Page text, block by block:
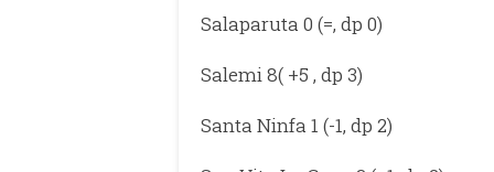
Salaparuta 0 (=, dp 0)
Salemi 8( +5 , dp 3)
Santa Ninfa 1 (-1, dp 2)